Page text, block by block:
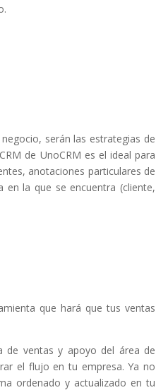
serán las estrategias de
de UnoCRM es el ideal para
anotaciones particulares de
la que se encuentra (cliente,
que hará que tus ventas
de ventas y apoyo del área de
el flujo en tu empresa. Ya no
ordenado y actualizado en tu